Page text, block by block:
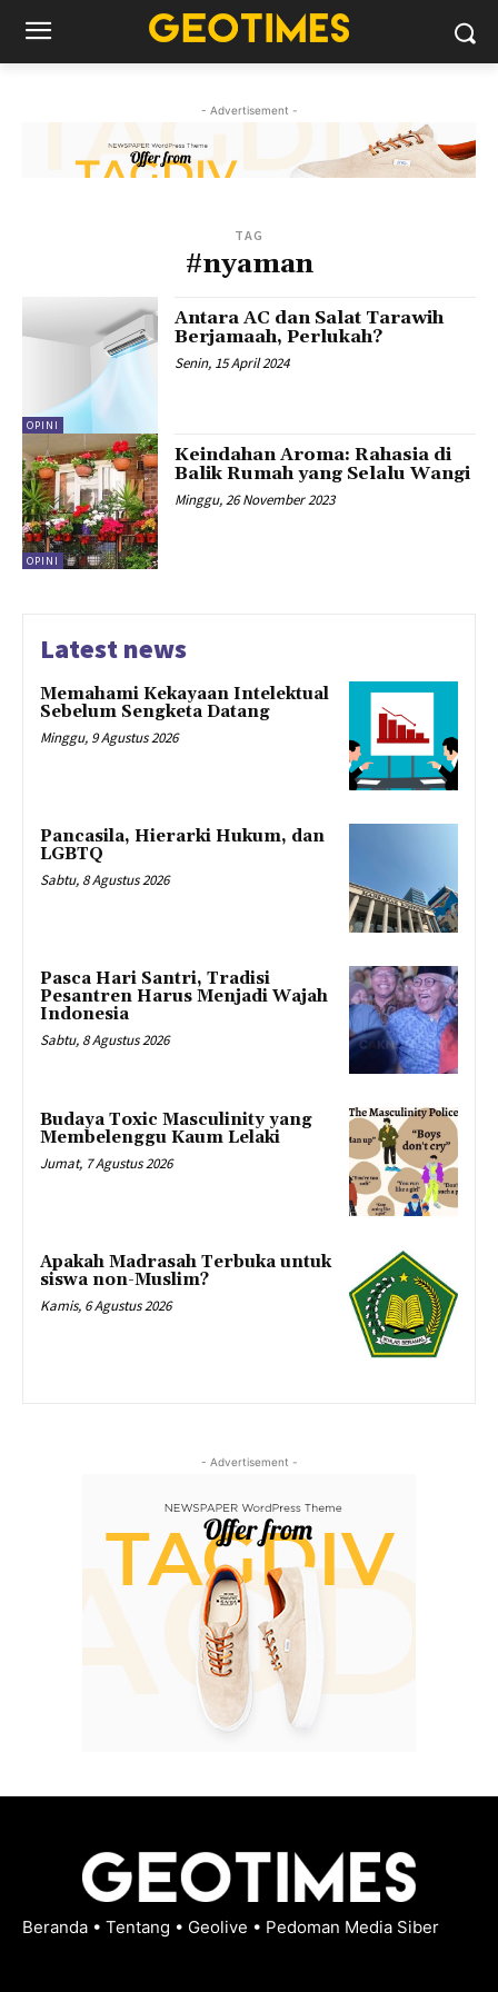
- Advertisement -
TAG
#nyaman
OPINI
Antara AC dan Salat Tarawih
Berjamaah, Perlukah?
Senin, 15 April 2024
OPINI
Keindahan Aroma: Rahasia di
Balik Rumah yang Selalu Wangi
Minggu, 26 November 2023
Latest news
Memahami Kekayaan Intelektual
Sebelum Sengketa Datang
Minggu, 9 Agustus 2026
Pancasila, Hierarki Hukum, dan
LGBTQ
Sabtu, 8 Agustus 2026
Pasca Hari Santri, Tradisi
Pesantren Harus Menjadi Wajah
Indonesia
Sabtu, 8 Agustus 2026
Budaya Toxic Masculinity yang
Membelenggu Kaum Lelaki
Jumat, 7 Agustus 2026
Apakah Madrasah Terbuka untuk
siswa non-Muslim?
Kamis, 6 Agustus 2026
- Advertisement -
Beranda • Tentang • Geolive • Pedoman Media Siber